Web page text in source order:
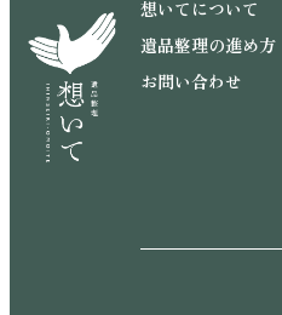
想いてについて
遺品整理の進め方
お問い合わせ